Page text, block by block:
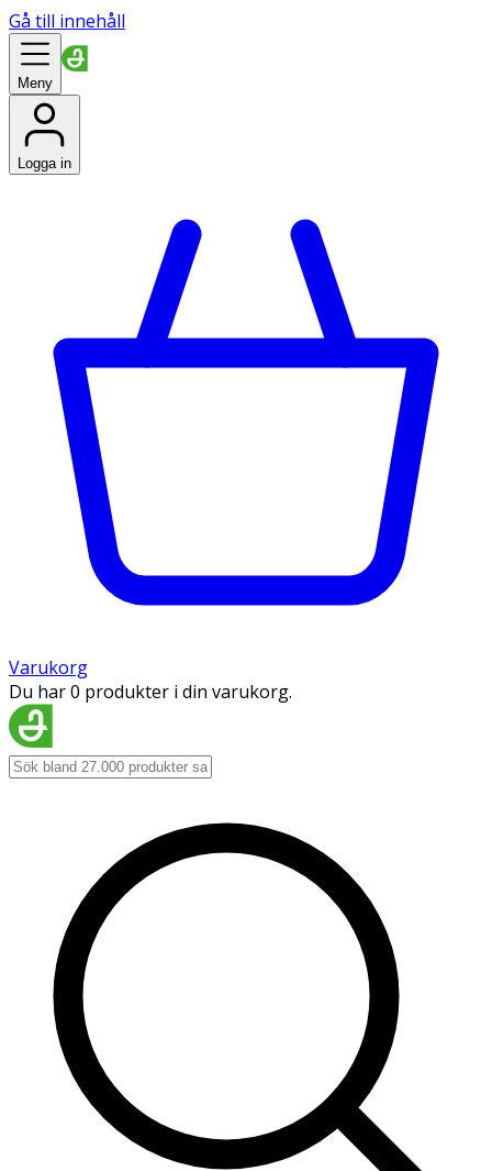
Gå till innehåll
Meny
Logga in
Varukorg
Du har 0 produkter i din varukorg.